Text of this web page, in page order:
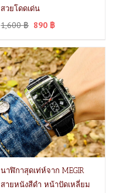
สวยโดดเด่น
1,600฿ 890 ฿
นาฬิกาสุดเท่ห์จาก MEGIR
สายหนังสีดำ หน้าปัดเหลี่ยม